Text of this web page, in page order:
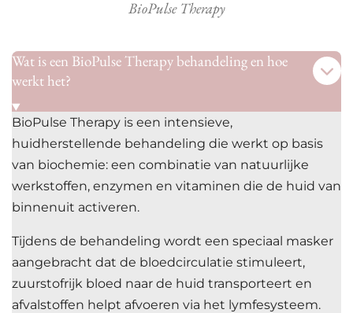
BioPulse Therapy
Wat is een BioPulse Therapy behandeling en hoe
werkt het?
BioPulse Therapy is een intensieve,
huidherstellende behandeling die werkt op basis
van biochemie: een combinatie van natuurlijke
werkstoffen, enzymen en vitaminen die de huid van
binnenuit activeren.
Tijdens de behandeling wordt een speciaal masker
aangebracht dat de bloedcirculatie stimuleert,
zuurstofrijk bloed naar de huid transporteert en
afvalstoffen helpt afvoeren via het lymfesysteem.